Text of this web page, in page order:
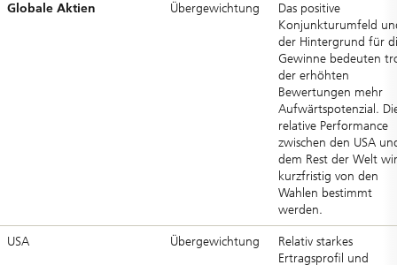
Globale Aktien Übergewichtung
Das positive
Konjunkturumfeld
der Hintergrund für
Gewinne bedeuten
der erhöhten
Bewertungen mehr
Aufwärtspotenzial.
relative Performance
zwischen den USA
dem Rest der Welt
kurzfristig von den
Wahlen bestimmt
werden.
USA Übergewichtung
Relativ starkes
Ertragsprofil und